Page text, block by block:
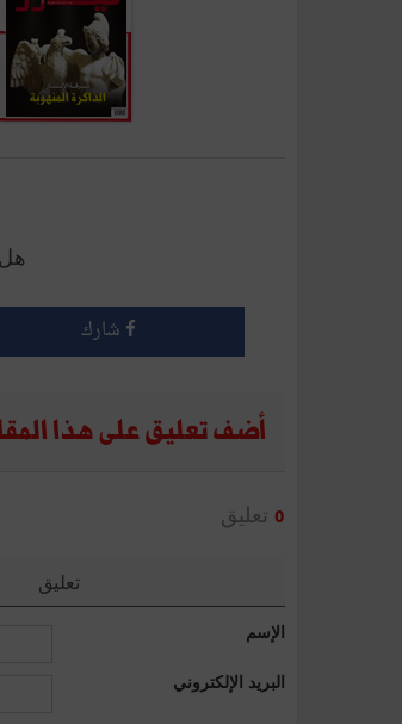
شارك
أضف تعليق على هذا
0 تعليق
تعليق
الإسم
البريد الإلكتروني